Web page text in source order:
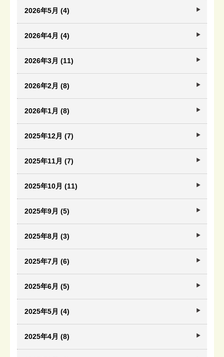
2026年5月 (4)
2026年4月 (4)
2026年3月 (11)
2026年2月 (8)
2026年1月 (8)
2025年12月 (7)
2025年11月 (7)
2025年10月 (11)
2025年9月 (5)
2025年8月 (3)
2025年7月 (6)
2025年6月 (5)
2025年5月 (4)
2025年4月 (8)